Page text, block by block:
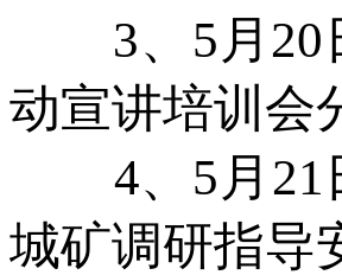
3、5月20日
动宣讲培训会
4、5月21日
城矿调研指导